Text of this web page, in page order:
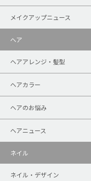
メイクアップニュース
ヘア
ヘアアレンジ・髪型
ヘアカラー
ヘアのお悩み
ヘアニュース
ネイル
ネイル・デザイン